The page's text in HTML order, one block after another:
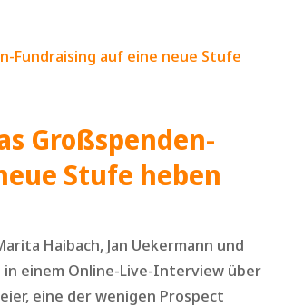
Großspenden-
Stufe heben
Haibach, Jan Uekermann und
in einem Online-Live-Interview über
eine der wenigen Prospect